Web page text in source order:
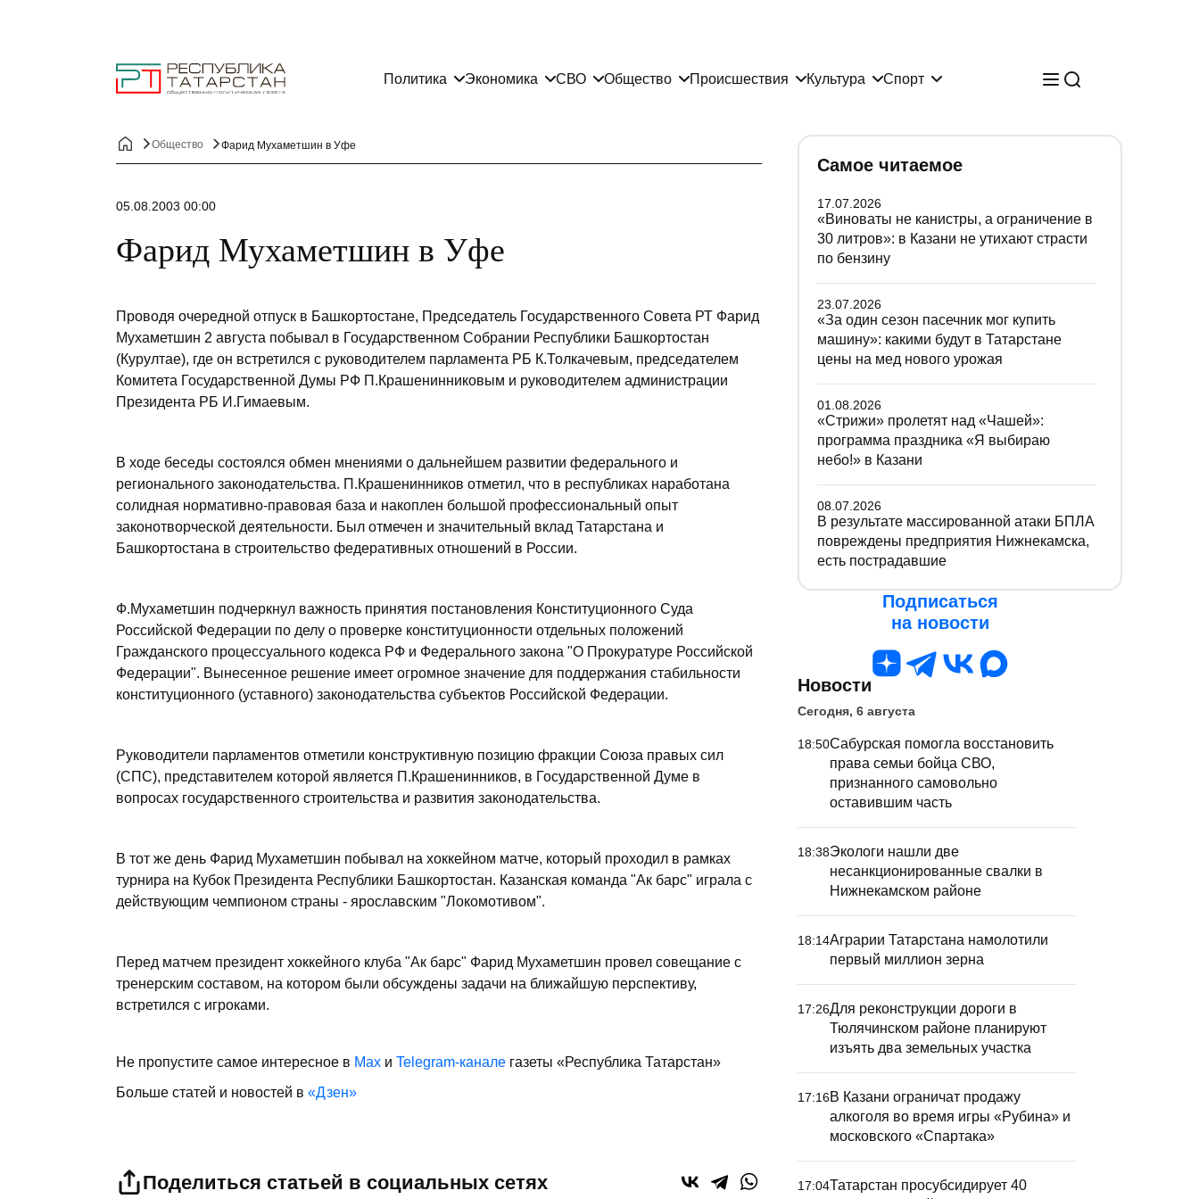
Политика Экономика СВО Общество Происшествия Культура Спорт
Общество Фарид Мухаметшин в Уфе
05.08.2003 00:00
Фарид Мухаметшин в Уфе
Проводя очередной отпуск в Башкортостане, Председатель Государственного Совета РТ Фарид
Мухаметшин 2 августа побывал в Государственном Собрании Республики Башкортостан
(Курултае), где он встретился с руководителем парламента РБ К.Толкачевым, председателем
Комитета Государственной Думы РФ П.Крашенинниковым и руководителем администрации
Президента РБ И.Гимаевым.
В ходе беседы состоялся обмен мнениями о дальнейшем развитии федерального и
регионального законодательства. П.Крашенинников отметил, что в республиках наработана
солидная нормативно-правовая база и накоплен большой профессиональный опыт
законотворческой деятельности. Был отмечен и значительный вклад Татарстана и
Башкортостана в строительство федеративных отношений в России.
Ф.Мухаметшин подчеркнул важность принятия постановления Конституционного Суда
Российской Федерации по делу о проверке конституционности отдельных положений
Гражданского процессуального кодекса РФ и Федерального закона "О Прокуратуре Российской
Федерации". Вынесенное решение имеет огромное значение для поддержания стабильности
конституционного (уставного) законодательства субъектов Российской Федерации.
Руководители парламентов отметили конструктивную позицию фракции Союза правых сил
(СПС), представителем которой является П.Крашенинников, в Государственной Думе в
вопросах государственного строительства и развития законодательства.
В тот же день Фарид Мухаметшин побывал на хоккейном матче, который проходил в рамках
турнира на Кубок Президента Республики Башкортостан. Казанская команда "Ак барс" играла с
действующим чемпионом страны - ярославским "Локомотивом".
Перед матчем президент хоккейного клуба "Ак барс" Фарид Мухаметшин провел совещание с
тренерским составом, на котором были обсуждены задачи на ближайшую перспективу,
встретился с игроками.
Не пропустите самое интересное в Max и Telegram-канале газеты «Республика Татарстан»
Больше статей и новостей в «Дзен»
Поделиться статьей в социальных сетях
Самое читаемое
17.07.2026
«Виноваты не канистры, а ограничение в
30 литров»: в Казани не утихают страсти
по бензину
23.07.2026
«За один сезон пасечник мог купить
машину»: какими будут в Татарстане
цены на мед нового урожая
01.08.2026
«Стрижи» пролетят над «Чашей»:
программа праздника «Я выбираю
небо!» в Казани
08.07.2026
В результате массированной атаки БПЛА
повреждены предприятия Нижнекамска,
есть пострадавшие
Подписаться
на новости
Новости
Сегодня, 6 августа
18:50Сабурская помогла восстановить
права семьи бойца СВО,
признанного самовольно
оставившим часть
18:38Экологи нашли две
несанкционированные свалки в
Нижнекамском районе
18:14Аграрии Татарстана намолотили
первый миллион зерна
17:26Для реконструкции дороги в
Тюлячинском районе планируют
изъять два земельных участка
17:16В Казани ограничат продажу
алкоголя во время игры «Рубина» и
московского «Спартака»
17:04Татарстан просубсидирует 40